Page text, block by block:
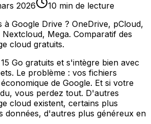
2026
10 min de lecture
à Google Drive ? OneDrive, pCloud,
Mega. Comparatif des
cloud gratuits.
Go gratuits et s'intègre bien avec
Le problème : vos fichiers
de Google. Et si votre
vous perdez tout. D'autres
cloud existent, certains plus
données, d'autres plus généreux en